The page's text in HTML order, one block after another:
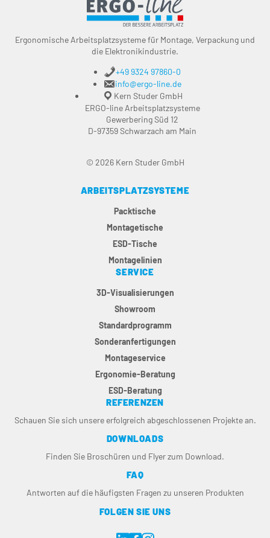
Ergonomische Arbeitsplatzsysteme für Montage, Verpackung und
die Elektronikindustrie.
+49 9324 97860-0
info@ergo-line.de
Kern Studer GmbH
ERGO-line Arbeitsplatzsysteme
Gewerbering Süd 12
D-97359 Schwarzach am Main
© 2026 Kern Studer GmbH
ARBEITSPLATZSYSTEME
Packtische
Montagetische
ESD-Tische
Montagelinien
SERVICE
3D-Visualisierungen
Showroom
Standardprogramm
Sonderanfertigungen
Montageservice
Ergonomie-Beratung
ESD-Beratung
REFERENZEN
Schauen Sie sich unsere erfolgreich abgeschlossenen Projekte an.
DOWNLOADS
Finden Sie Broschüren und Flyer zum Download.
FAQ
Antworten auf die häufigsten Fragen zu unseren Produkten
FOLGEN SIE UNS